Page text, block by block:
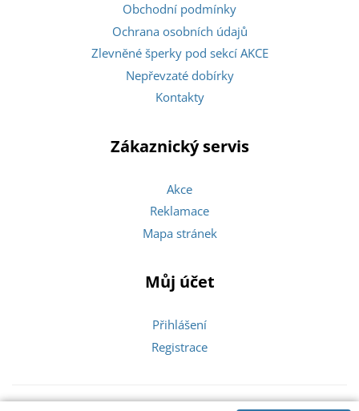
Obchodní podmínky
Ochrana osobních údajů
Zlevněné šperky pod sekcí AKCE
Nepřevzaté dobírky
Kontakty
Zákaznický servis
Akce
Reklamace
Mapa stránek
Můj účet
Přihlášení
Registrace